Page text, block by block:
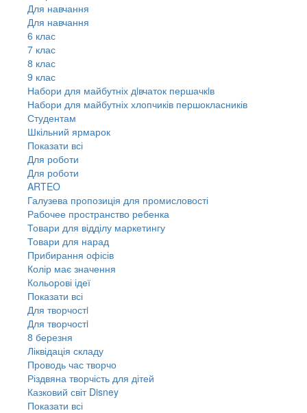
Для навчання
Для навчання
6 клас
7 клас
8 клас
9 клас
Набори для майбутніх дiвчаток першачкiв
Набори для майбутніх хлопчиків першокласників
Студентам
Шкільний ярмарок
Показати всі
Для роботи
Для роботи
ARTEO
Галузева пропозиція для промисловості
Рабочее пространство ребенка
Товари для відділу маркетингу
Товари для нарад
Прибирання офісів
Колір має значення
Кольорові ідеї
Показати всі
Для творчостi
Для творчостi
8 березня
Ліквідація складу
Проводь час творчо
Різдвяна творчість для дітей
Казковий світ Disney
Показати всі